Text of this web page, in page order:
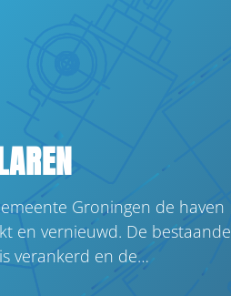
Groningen de haven
en vernieuwd. De bestaande
verankerd en de…